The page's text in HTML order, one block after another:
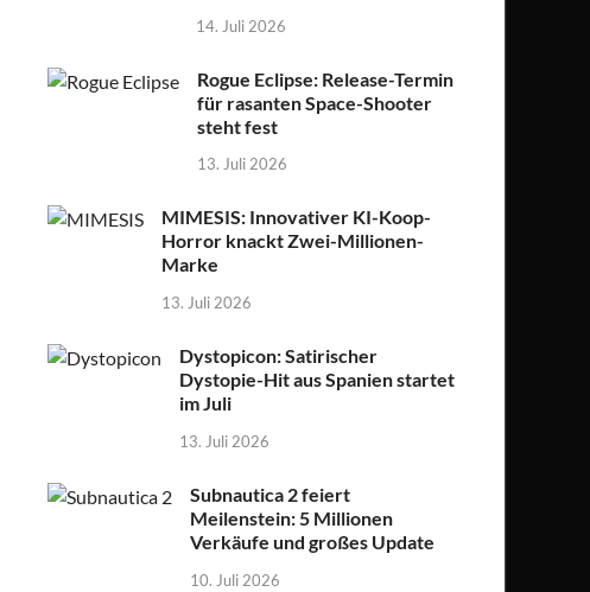
14. Juli 2026
Rogue Eclipse: Release-Termin
für rasanten Space-Shooter
steht fest
13. Juli 2026
MIMESIS: Innovativer KI-Koop-
Horror knackt Zwei-Millionen-
Marke
13. Juli 2026
Dystopicon: Satirischer
Dystopie-Hit aus Spanien startet
im Juli
13. Juli 2026
Subnautica 2 feiert
Meilenstein: 5 Millionen
Verkäufe und großes Update
10. Juli 2026